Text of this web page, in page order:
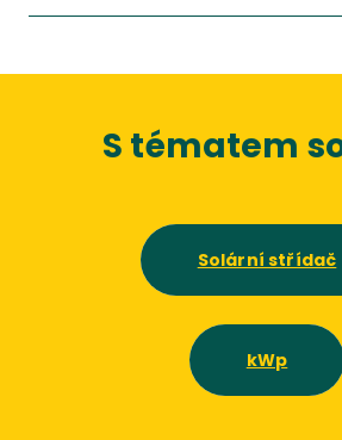
S tématem
Solární střídač
kWp